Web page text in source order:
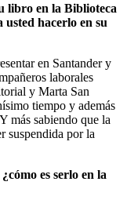
libro en la Biblioteca
hacerlo en su
en Santander y
laborales
y Marta San
tiempo y además
más sabiendo que la
suspendida por la
es serlo en la